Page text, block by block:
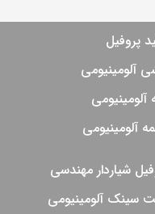
پروفیل
آلومینیومی
آلومینیومی
آلومینیومی
شیاردار مهندسی
سینک آلومینیومی